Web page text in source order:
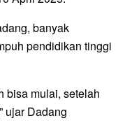
banyak
pendidikan tinggi
bisa mulai, setelah
ujar Dadang